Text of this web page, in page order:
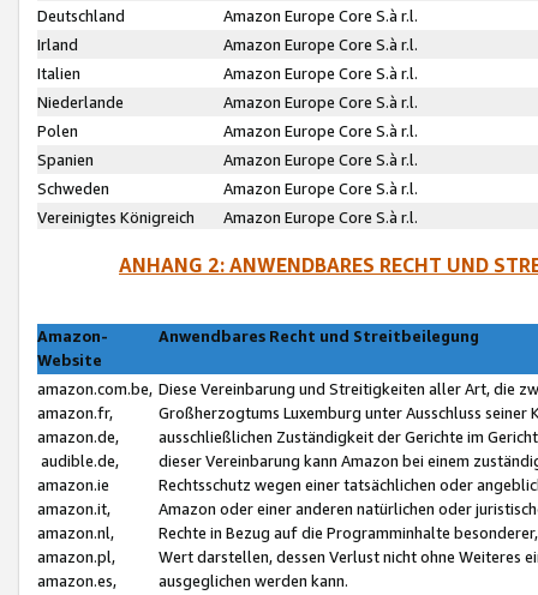
Deutschland
Amazon Europe Core S.à r.l.
Irland
Amazon Europe Core S.à r.l.
Italien
Amazon Europe Core S.à r.l.
Niederlande
Amazon Europe Core S.à r.l.
Polen
Amazon Europe Core S.à r.l.
Spanien
Amazon Europe Core S.à r.l.
Schweden
Amazon Europe Core S.à r.l.
Vereinigtes Königreich
Amazon Europe Core S.à r.l.
ANHANG 2: ANWENDBARES RECHT UND
Amazon-
Website
Anwendbares Recht und Streitbeilegung
amazon.com.be,
amazon.fr,
amazon.de,
audible.de,
amazon.ie
amazon.it,
amazon.nl,
amazon.pl,
amazon.es,
Diese Vereinbarung und Streitigkeiten aller Art, die
Großherzogtums Luxemburg unter Ausschluss
ausschließlichen Zuständigkeit der Gerichte im
dieser Vereinbarung kann Amazon bei einem
Rechtsschutz wegen einer tatsächlichen oder
Amazon oder einer anderen natürlichen oder
Rechte in Bezug auf die Programminhalte
Wert darstellen, dessen Verlust nicht ohne Weiteres
ausgeglichen werden kann.